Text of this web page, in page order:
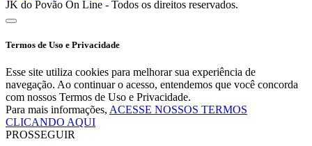
JK do Povão On Line - Todos os direitos reservados.
Termos de Uso e Privacidade
Esse site utiliza cookies para melhorar sua experiência de
navegação. Ao continuar o acesso, entendemos que você concorda
com nossos Termos de Uso e Privacidade.
Para mais informações, ACESSE NOSSOS TERMOS
CLICANDO AQUI
PROSSEGUIR